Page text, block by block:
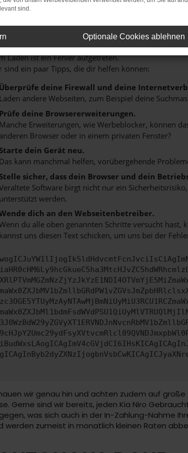
NETWORK
Laden ist ein Fehler aufgetreten.
sind ein paar Tipps, die dir helfen können:
Überprüfe deine Firewall und deine
Laden andere Webseiten, zum Beispiel deine
Prüfe deine Browsererweiterungen.
Manche Erweiterungen, wie Werbeblocker, können
anderen Browser oder in einem privaten Fenster?
Starte dein Gerät neu.
Das kann manchmal helfen, vorübergehende
Stelle sicher, dass dein Browser und dein
Software birgt nicht nur ein
unterstützt werden.
dich an den Webseitenbetreiber.
du alle oben genannten Schritte versucht
kannst uns diesen Text schicken, um uns bei der
wir genau hin und achten zudem auf
Gerne sind wir bereits, jeden Kia Niro
was sich auch in der In-Zahlung-Nahme
zumeist in monatlich kleinen Raten
sind.
Optionale Cookies ablehnen